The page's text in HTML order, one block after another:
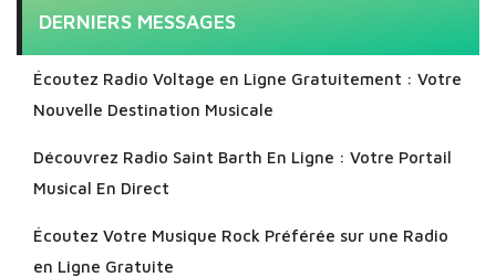
DERNIERS MESSAGES
Écoutez Radio Voltage en Ligne Gratuitement : Votre
Nouvelle Destination Musicale
Découvrez Radio Saint Barth En Ligne : Votre Portail
Musical En Direct
Écoutez Votre Musique Rock Préférée sur une Radio
en Ligne Gratuite